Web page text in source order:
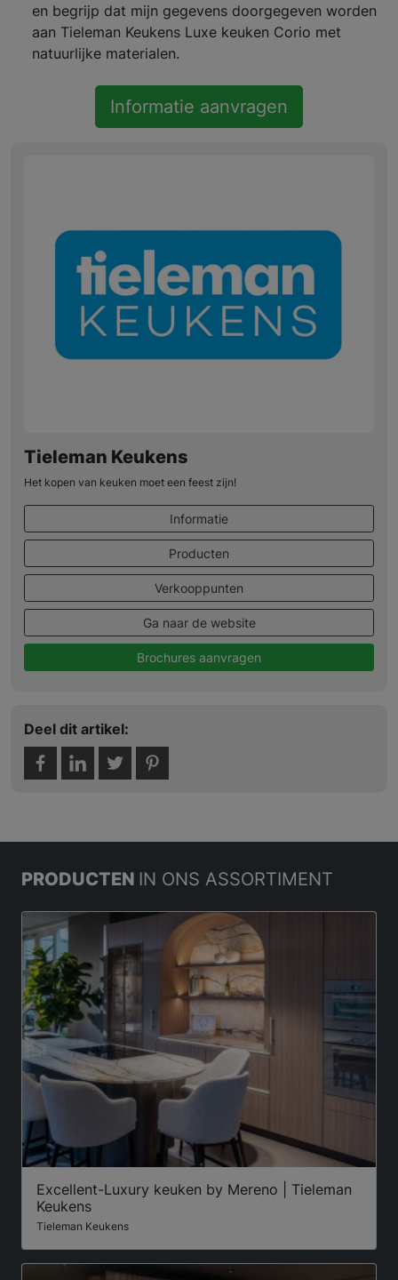
en begrijp dat mijn gegevens doorgegeven worden
aan Tieleman Keukens Luxe keuken Corio met
natuurlijke materialen.
Informatie aanvragen
Tieleman Keukens
Het kopen van keuken moet een feest zijn!
Informatie
Producten
Verkooppunten
Ga naar de website
Brochures aanvragen
Deel dit artikel:
PRODUCTEN IN ONS ASSORTIMENT
Excellent-Luxury keuken by Mereno | Tieleman
Keukens
Tieleman Keukens